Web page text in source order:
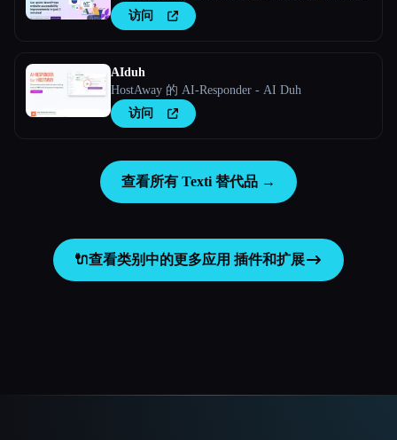
访问
AIduh
HostAway 的 AI-Responder - AI Duh
访问
查看所有 Texti 替代品 →
🔌查看类别中的更多应用 插件和扩展